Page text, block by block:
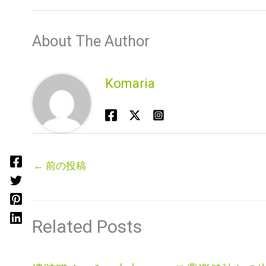
About The Author
Komaria
← 前の投稿
Related Posts